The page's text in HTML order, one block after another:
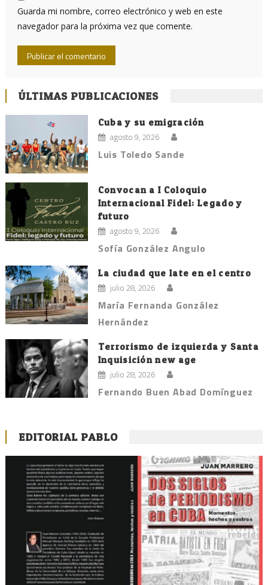
Guarda mi nombre, correo electrónico y web en este
navegador para la próxima vez que comente.
ÚLTIMAS PUBLICACIONES
Cuba y su emigración
agosto 9, 2026
Luis Toledo Sande
Convocan a I Coloquio
Internacional Fidel: Legado y
futuro
agosto 9, 2026
Sofía González Angulo
La ciudad que late en el centro
julio 28, 2026
María Fernanda González
Hernández
Terrorismo de izquierda y Santa
Inquisición new age
julio 28, 2026
Fernando Buen Abad Domínguez
EDITORIAL PABLO